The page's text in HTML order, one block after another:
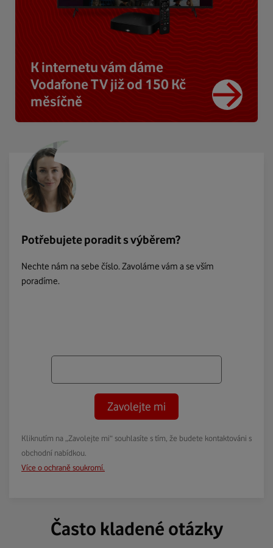
K internetu vám dáme
Vodafone TV již od 150 Kč
měsíčně
Potřebujete poradit s výběrem?
Nechte nám na sebe číslo. Zavoláme vám a se vším
poradíme.
Zavolejte mi
Kliknutím na „Zavolejte mi“ souhlasíte s tím, že budete kontaktováni s
obchodní nabídkou.
Více o ochraně soukromí.
Často kladené otázky